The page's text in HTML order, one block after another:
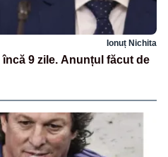
Ionuț Nichita
9 zile. Anunțul făcut de